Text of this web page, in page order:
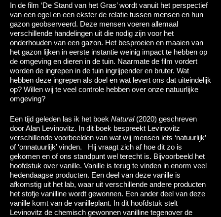
In de film ‘De Stand van het Gras’ wordt vanuit het perspectief
van een egel en een ekster de relatie tussen mensen en hun
gazon geobserveerd. Deze mensen voeren allemaal
verschillende handelingen uit die nodig zijn voor het
onderhouden van een gazon. Het besproeien en maaien van
het gazon lijken in eerste instantie weinig impact te hebben op
de omgeving en dieren in de tuin. Naarmate de film vordert
worden de ingrepen in de tuin ingrijpender en bruter. Wat
hebben deze ingrepen als doel en wat levert ons dat uiteindelijk
op? Willen wij te veel controle hebben over onze natuurlijke
omgeving?
Een tijd geleden las ik het boek Natural (2020) geschreven
door Alan Levinovitz. In dit boek bespreekt Levinovitz
verschillende voorbeelden van wat wij mensen iets ‘natuurlijk’
of ‘onnatuurlijk’ vinden. Hij vraagt zich af hoe dit zo is
gekomen en of ons standpunt wel terecht is. Bijvoorbeeld het
hoofdstuk over vanille. Vanille is terug te vinden in enorm veel
hedendaagse producten. Een deel van deze vanille is
afkomstig uit het lab, waar uit verschillende andere producten
het stofje vanilline wordt gewonnen. Een ander deel van deze
vanille komt van de vanilleplant. In dit hoofdstuk stelt
Levinovitz de chemisch gewonnen vanilline tegenover de